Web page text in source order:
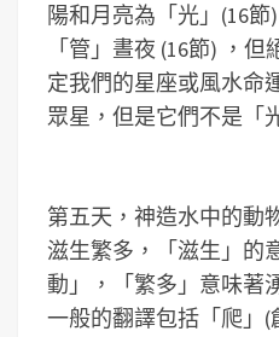
陽和月亮為「光」(16
「管」晝夜 (16節) ，
定我們的星座或風水命
眾星，但是它們不是「
第五天，神造水中的動
滋生繁多，「滋生」的
動」，「繁多」意味著
一般的翻譯包括「爬」(